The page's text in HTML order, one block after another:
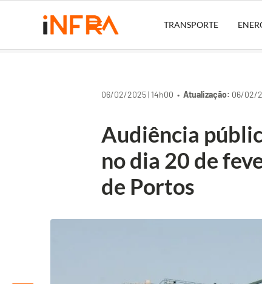
TRANSPORTE
06/02/2025 | 14h00 •Atualização: 06/02/
Audiência
no dia 20 de
de Portos